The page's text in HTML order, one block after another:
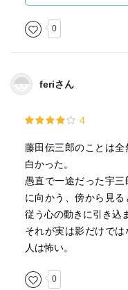
に頼まなかった」も
代がすきなんだろうな
を見てみたかったなぁ
0
feriさん
4
藤田伝三郎のことは
白かった。
愚直で一途だった宇
に向かう、傍から見
従う心の動きに引き込
それが実は影だけで
人は怖い。
0